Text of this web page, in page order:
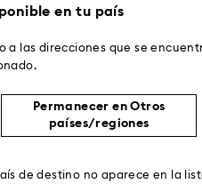
Oso Kris Te Adoro
gustarte
en tu país
a las direcciones que se
Permanecer en Otros
países/regiones
de destino no aparece en la